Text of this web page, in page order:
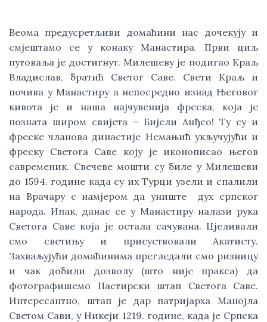
Веома предусретљиви домаћини нас дочекују и
смјештамо се у конаку Манастира. Први циљ
путоваља је достигнут. Милешеву је подигао Краљ
Владислав, братић Светог Саве. Свети Краљ и
почива у Манастиру а непосредно изнад Његовог
кивота је и наша најчувенија фреска, која је
позната широм свијета – Бијели Анђео! Ту су и
фреске чланова династије Немањић укључујући и
фреску Светога Саве коју је иконописао његов
савременик. Свечеве мошти су биле у Милешеви
до 1594. године када су их Турци узели и спалили
на Врачару с намјером да униште  дух српског
народа. Ипак, данас се у Манастиру налази рука
Светога Саве која је остала сачувана. Цјеливали
смо светињу и присуствовали Акатисту.
Захваљујући домаћинима прегледали смо ризницу
и чак добили дозволу (што није пракса) да
фотографишемо Пастирски штап Светога Саве.
Интересантно, штап је дар патријарха Манојла
Светом Сави, у Никеји 1219. године, када је Српска